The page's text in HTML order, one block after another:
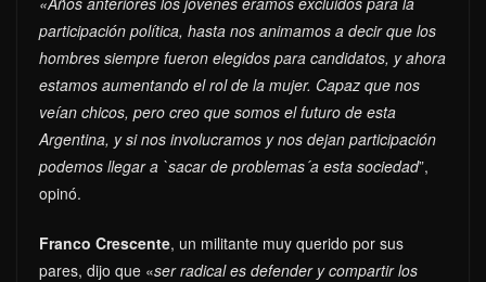
participación política, hasta nos animamos a decir que los
hombres siempre fueron elegidos para candidatos, y ahora
estamos aumentando el rol de la mujer. Capaz que nos
veían chicos, pero creo que somos el futuro de esta
Argentina, y si nos involucramos y nos dejan participación
podemos llegar a `sacar de problemas´a esta sociedad”,
opinó.
Franco Crescente, un militante muy querido por sus
pares, dijo que «ser radical es defender y compartir los